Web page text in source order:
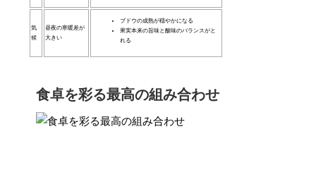
気
候
昼夜の寒暖差が
大きい
ブドウの成熟が穏やかになる
果実本来の旨味と酸味のバランスがと
れる
食卓を彩る最高の組み合わせ